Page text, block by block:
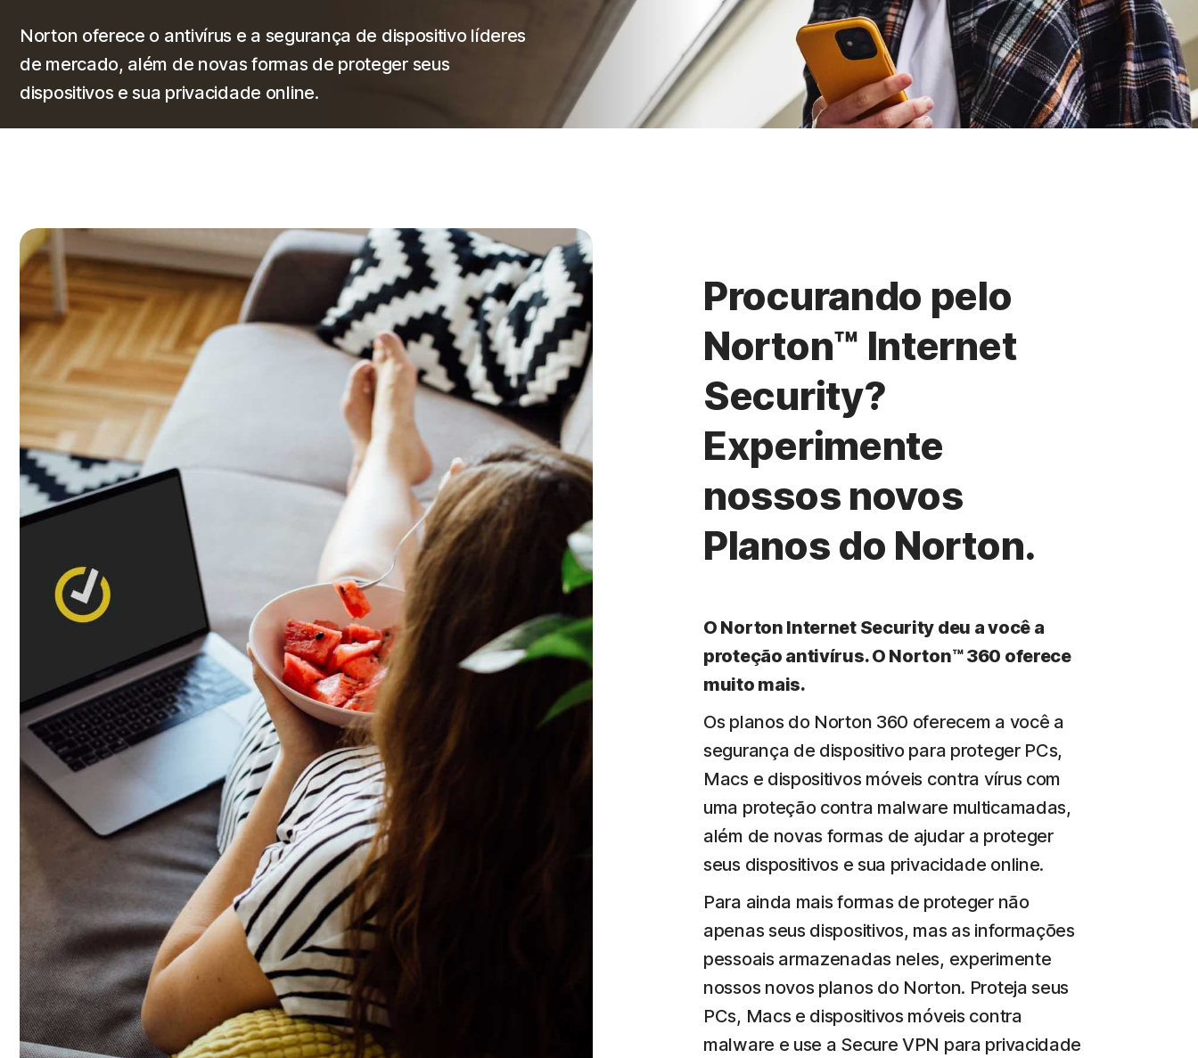
Norton oferece o antivírus e a segurança de dispositivo líderes
de mercado, além de novas formas de proteger seus
dispositivos e sua privacidade online.
Procurando pelo
Norton™ Internet
Security?
Experimente
nossos novos
Planos do Norton.
O Norton Internet Security deu a você a
proteção antivírus. O Norton™ 360 oferece
muito mais.
Os planos do Norton 360 oferecem a você a
segurança de dispositivo para proteger PCs,
Macs e dispositivos móveis contra vírus com
uma proteção contra malware multicamadas,
além de novas formas de ajudar a proteger
seus dispositivos e sua privacidade online.
Para ainda mais formas de proteger não
apenas seus dispositivos, mas as informações
pessoais armazenadas neles, experimente
nossos novos planos do Norton. Proteja seus
PCs, Macs e dispositivos móveis contra
malware e use a Secure VPN para privacidade